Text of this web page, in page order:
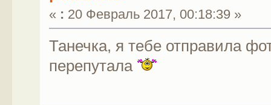
« : 20 Февраль 2017, 00:18:39 »
Танечка, я тебе отправила
перепутала